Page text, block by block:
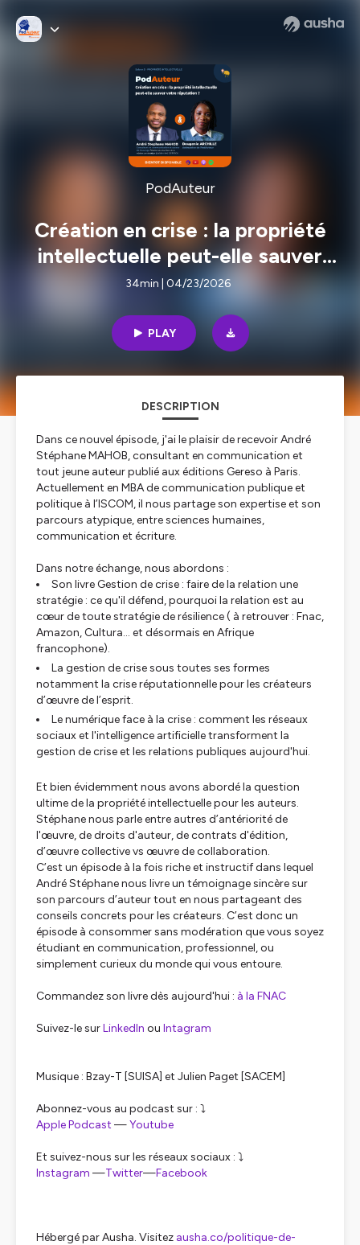
PodAuteur
Création en crise : la propriété
intellectuelle peut-elle sauver
votre réputation?
34min | 04/23/2026
PLAY
DESCRIPTION
Dans ce nouvel épisode, j'ai le plaisir de recevoir André
Stéphane MAHOB, consultant en communication et
tout jeune auteur publié aux éditions Gereso à Paris.
Actuellement en MBA de communication publique et
politique à l’ISCOM, il nous partage son expertise et son
parcours atypique, entre sciences humaines,
communication et écriture.
Dans notre échange, nous abordons :
Son livre Gestion de crise : faire de la relation une
stratégie : ce qu'il défend, pourquoi la relation est au
cœur de toute stratégie de résilience ( à retrouver : Fnac,
Amazon, Cultura… et désormais en Afrique
francophone).
La gestion de crise sous toutes ses formes
notamment la crise réputationnelle pour les créateurs
d’œuvre de l’esprit.
Le numérique face à la crise : comment les réseaux
sociaux et l'intelligence artificielle transforment la
gestion de crise et les relations publiques aujourd'hui.
Et bien évidemment nous avons abordé la question
ultime de la propriété intellectuelle pour les auteurs.
Stéphane nous parle entre autres d’antériorité de
l'œuvre, de droits d'auteur, de contrats d'édition,
d’œuvre collective vs œuvre de collaboration.
C’est un épisode à la fois riche et instructif dans lequel
André Stéphane nous livre un témoignage sincère sur
son parcours d’auteur tout en nous partageant des
conseils concrets pour les créateurs. C’est donc un
épisode à consommer sans modération que vous soyez
étudiant en communication, professionnel, ou
simplement curieux du monde qui vous entoure.
Commandez son livre dès aujourd'hui : à la FNAC
Suivez-le surLinkedIn ou Intagram
Musique : Bzay-T [SUISA] et Julien Paget [SACEM]
Abonnez-vous au podcast sur : ⤵️
⁠⁠Apple Podcast⁠⁠ —Youtube⁠⁠⁠⁠⁠⁠⁠⁠⁠⁠⁠⁠
Et suivez-nous sur les réseaux sociaux : ⤵️
⁠⁠⁠⁠⁠⁠⁠⁠⁠⁠⁠Instagram⁠⁠⁠⁠⁠⁠⁠⁠⁠⁠⁠ —⁠⁠⁠⁠⁠⁠⁠⁠⁠⁠⁠Twitter⁠⁠⁠⁠⁠⁠⁠⁠⁠⁠⁠—⁠⁠⁠⁠⁠⁠⁠⁠⁠⁠⁠Facebook⁠⁠⁠⁠⁠⁠⁠⁠⁠⁠⁠
Hébergé par Ausha. Visitez ausha.co/politique-de-